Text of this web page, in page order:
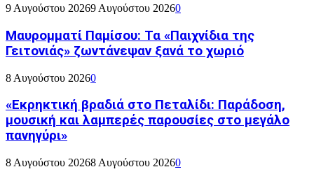
9 Αυγούστου 20269 Αυγούστου 20260
Μαυρομματί Παμίσου: Τα «Παιχνίδια της
Γειτονιάς» ζωντάνεψαν ξανά το χωριό
8 Αυγούστου 20260
«Εκρηκτική βραδιά στο Πεταλίδι: Παράδοση,
μουσική και λαμπερές παρουσίες στο μεγάλο
πανηγύρι»
8 Αυγούστου 20268 Αυγούστου 20260